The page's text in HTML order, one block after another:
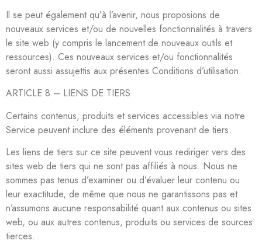
Il se peut également qu’à l’avenir, nous proposions de
nouveaux services et/ou de nouvelles fonctionnalités à travers
le site web (y compris le lancement de nouveaux outils et
ressources). Ces nouveaux services et/ou fonctionnalités
seront aussi assujettis aux présentes Conditions d’utilisation.
ARTICLE 8 – LIENS DE TIERS
Certains contenus, produits et services accessibles via notre
Service peuvent inclure des éléments provenant de tiers.
Les liens de tiers sur ce site peuvent vous rediriger vers des
sites web de tiers qui ne sont pas affiliés à nous. Nous ne
sommes pas tenus d’examiner ou d’évaluer leur contenu ou
leur exactitude, de même que nous ne garantissons pas et
n’assumons aucune responsabilité quant aux contenus ou sites
web, ou aux autres contenus, produits ou services de sources
tierces.